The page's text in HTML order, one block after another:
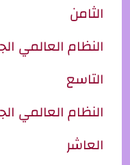
الثامن
النظام العالمي
التاسع
النظام العالمي
العاشر